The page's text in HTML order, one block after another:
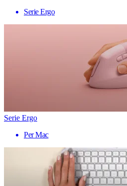
Serie Ergo
Serie Ergo
Per Mac